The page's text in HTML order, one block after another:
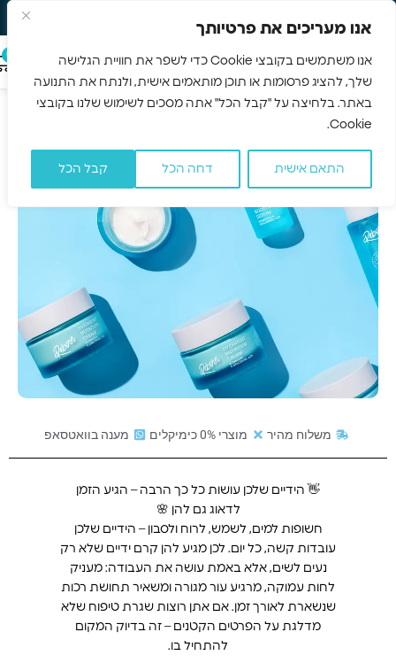
אנו מעריכים את פרטיותך
אנו משתמשים בקובצי Cookie כדי לשפר את חוויית הגלישה
שלך, להציג פרסומות או תוכן מותאמים אישית, ולנתח את התנועה
באתר. בלחיצה על "קבל הכל" אתה מסכים לשימוש שלנו בקובצי
Cookie.
התאם אישית דחה הכל קבל הכל
Skip to main content
0
עמוד הבית/ קרם ידיים
קרם ידיים
משלוח מהיר מוצרי 0% כימיקלים מענה בוואטסאפ
👋 הידיים שלכן עושות כל כך הרבה – הגיע הזמן
לדאוג גם להן 🌸
חשופות למים, לשמש, לרוח ולסבון – הידיים שלכן
עובדות קשה, כל יום. לכן מגיע להן קרם ידיים שלא רק
נעים לשים, אלא באמת עושה את העבודה: מעניק
לחות עמוקה, מרגיע עור מגורה ומשאיר תחושת רכות
שנשארת לאורך זמן. אם אתן רוצות שגרת טיפוח שלא
מדלגת על הפרטים הקטנים – זה בדיוק המקום
להתחיל בו.